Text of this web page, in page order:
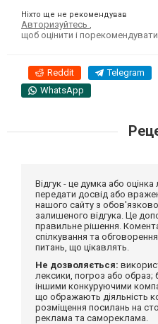
Ніхто ще не рекомендував
Авторизуйтесь
щоб оцінити і порекомендувати
Reddit Telegram
WhatsApp
Відгук - це думка або
передати досвід або
нашого сайту з
залишеного відгука. Це
правильне рішення.
спілкування та
питань, що цікавлять.
Не дозволяється:
лексики, погроз або образ;
іншими конкуруючими
що ображають діяльність
розміщення посилань на
реклама та самореклама.